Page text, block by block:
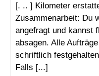
[. .. ] Kilometer
Zusammenarbeit: Du
angefragt und kannst
absagen. Alle
schriftlich
Falls [...]